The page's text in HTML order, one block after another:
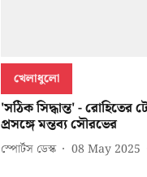
খেলাধুলো
'সঠিক সিদ্ধান্ত' -
প্রসঙ্গে মন্তব্য সৌরভের
স্পোর্টস ডেস্ক 08 May 2025